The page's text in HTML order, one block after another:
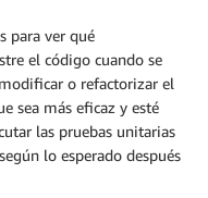
para ver qué
el código cuando se
o refactorizar el
sea más eficaz y esté
las pruebas unitarias
lo esperado después